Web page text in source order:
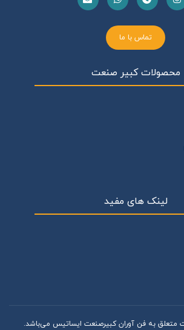
تماس با ما
محصولات کبیر صنعت
لینک های مفید
متعلق به فن آوران کبیرصنعت ایساتیس می‌باشد.